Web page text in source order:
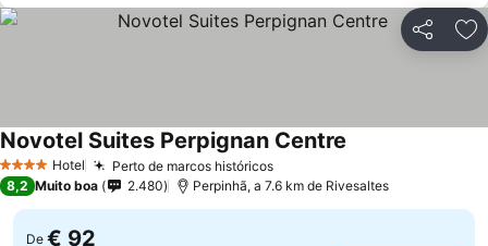
Partilhar
4 EstrelasHotel Perto de marcos históricos
Novotel Suites Perpignan Centre
8,2 Muito boa 2.480 Perpinhã, a 7.6 km de Rivesaltes
De € 92